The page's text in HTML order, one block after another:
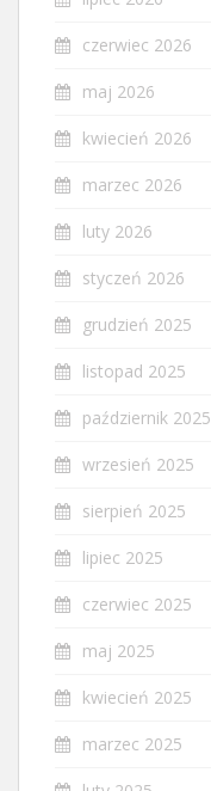
czerwiec 2026
maj 2026
kwiecień 2026
marzec 2026
luty 2026
styczeń 2026
grudzień 2025
listopad 2025
październik 2025
wrzesień 2025
sierpień 2025
lipiec 2025
czerwiec 2025
maj 2025
kwiecień 2025
marzec 2025